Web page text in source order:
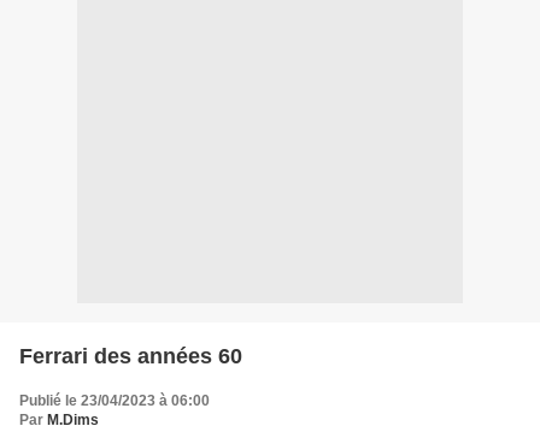
Ferrari des années 60
Publié le 23/04/2023 à 06:00
Par M.Dims